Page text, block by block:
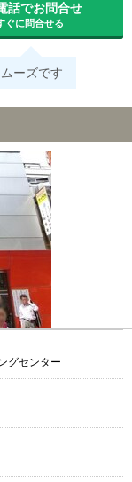
話でお問合せ
ぐに問合せる
ーズです
グセンター